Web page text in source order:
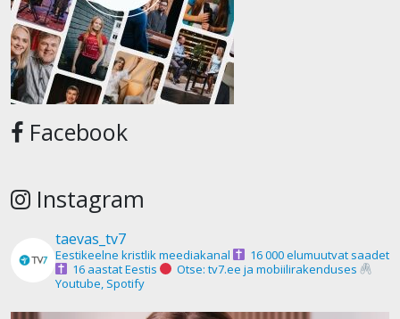
Facebook
Instagram
taevas_tv7
Eestikeelne kristlik meediakanal
16 000 elumuutvat saadet
16 aastat Eestis
Otse: tv7.ee ja mobiilirakenduses
Youtube, Spotify